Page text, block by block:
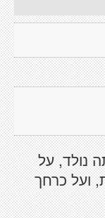
נולד, על
ועל כרחך